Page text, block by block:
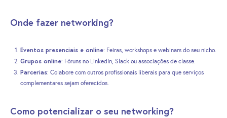
Onde fazer networking?
Eventos presenciais e online: Feiras, workshops e webinars do seu nicho.
Grupos online: Fóruns no LinkedIn, Slack ou associações de classe.
Parcerias: Colabore com outros profissionais liberais para que serviços
complementares sejam oferecidos.
Como potencializar o seu networking?